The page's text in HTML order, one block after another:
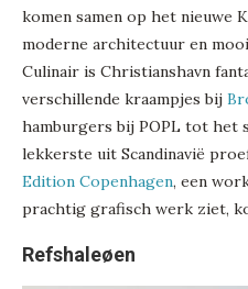
komen samen op het nieuwe
moderne architectuur en
Culinair is Christianshavn
verschillende kraampjes bij
hamburgers bij POPL tot het
lekkerste uit Scandinavië
Edition Copenhagen, een
prachtig grafisch werk ziet,
Refshaleøen